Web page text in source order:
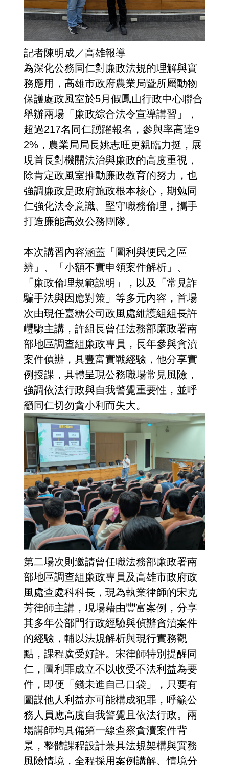
健康/養生
命理/信仰/宗教/宮廟/教會
演講/發表會/論壇/研討會
內政/社會/福利/弱勢/慈善
國際/全球
環境/資源/能源
交通運輸
中美台
正能量
餐飲美食
蔬/素食
法制/司法/監督
防災/救災
考試/監察
國安/國防/外交
自然/地理/景觀/地球
都市發展與都市建設
財務金融/稅制改革
選舉/民調
觀光旅遊
生物科技
出版（影音/圖書/雜誌）
發明/專利
文化資產/文物保護
旅館/民宿
記者陳明成／高雄報導
為深化公務同仁對廉政法規的理解與實
務應用，高雄市政府農業局暨所屬動物
保護處政風室於5月假鳳山行政中心聯合
舉辦兩場「廉政綜合法令宣導講習」，
超過217名同仁踴躍報名，參與率高達9
2%，農業局局長姚志旺更親臨力挺，展
現首長對機關法治與廉政的高度重視，
除肯定政風室推動廉政教育的努力，也
強調廉政是政府施政根本核心，期勉同
仁強化法令意識、堅守職務倫理，攜手
打造廉能高效公務團隊。
本次講習內容涵蓋「圖利與便民之區
辨」、「小額不實申領案件解析」、
「廉政倫理規範說明」，以及「常見詐
騙手法與因應對策」等多元內容，首場
次由現任臺糖公司政風處維護組組長許
㠦騵主講，許組長曾任法務部廉政署南
部地區調查組廉政專員，長年參與貪瀆
案件偵辦，具豐富實戰經驗，他分享實
例授課，具體呈現公務職場常見風險，
強調依法行政與自我警覺重要性，並呼
籲同仁切勿貪小利而失大。
第二場次則邀請曾任職法務部廉政署南
部地區調查組廉政專員及高雄市政府政
風處查處科科長，現為執業律師的宋克
芳律師主講，現場藉由豐富案例，分享
其多年公部門行政經驗與偵辦貪瀆案件
的經驗，輔以法規解析與現行實務觀
點，課程廣受好評。宋律師特別提醒同
仁，圖利罪成立不以收受不法利益為要
件，即便「錢未進自己口袋」，只要有
圖謀他人利益亦可能構成犯罪，呼籲公
務人員應高度自我警覺且依法行政。兩
場講師均具備第一線查察貪瀆案件背
景，整體課程設計兼具法規架構與實務
風險情境，全程採用案例講解、情境分